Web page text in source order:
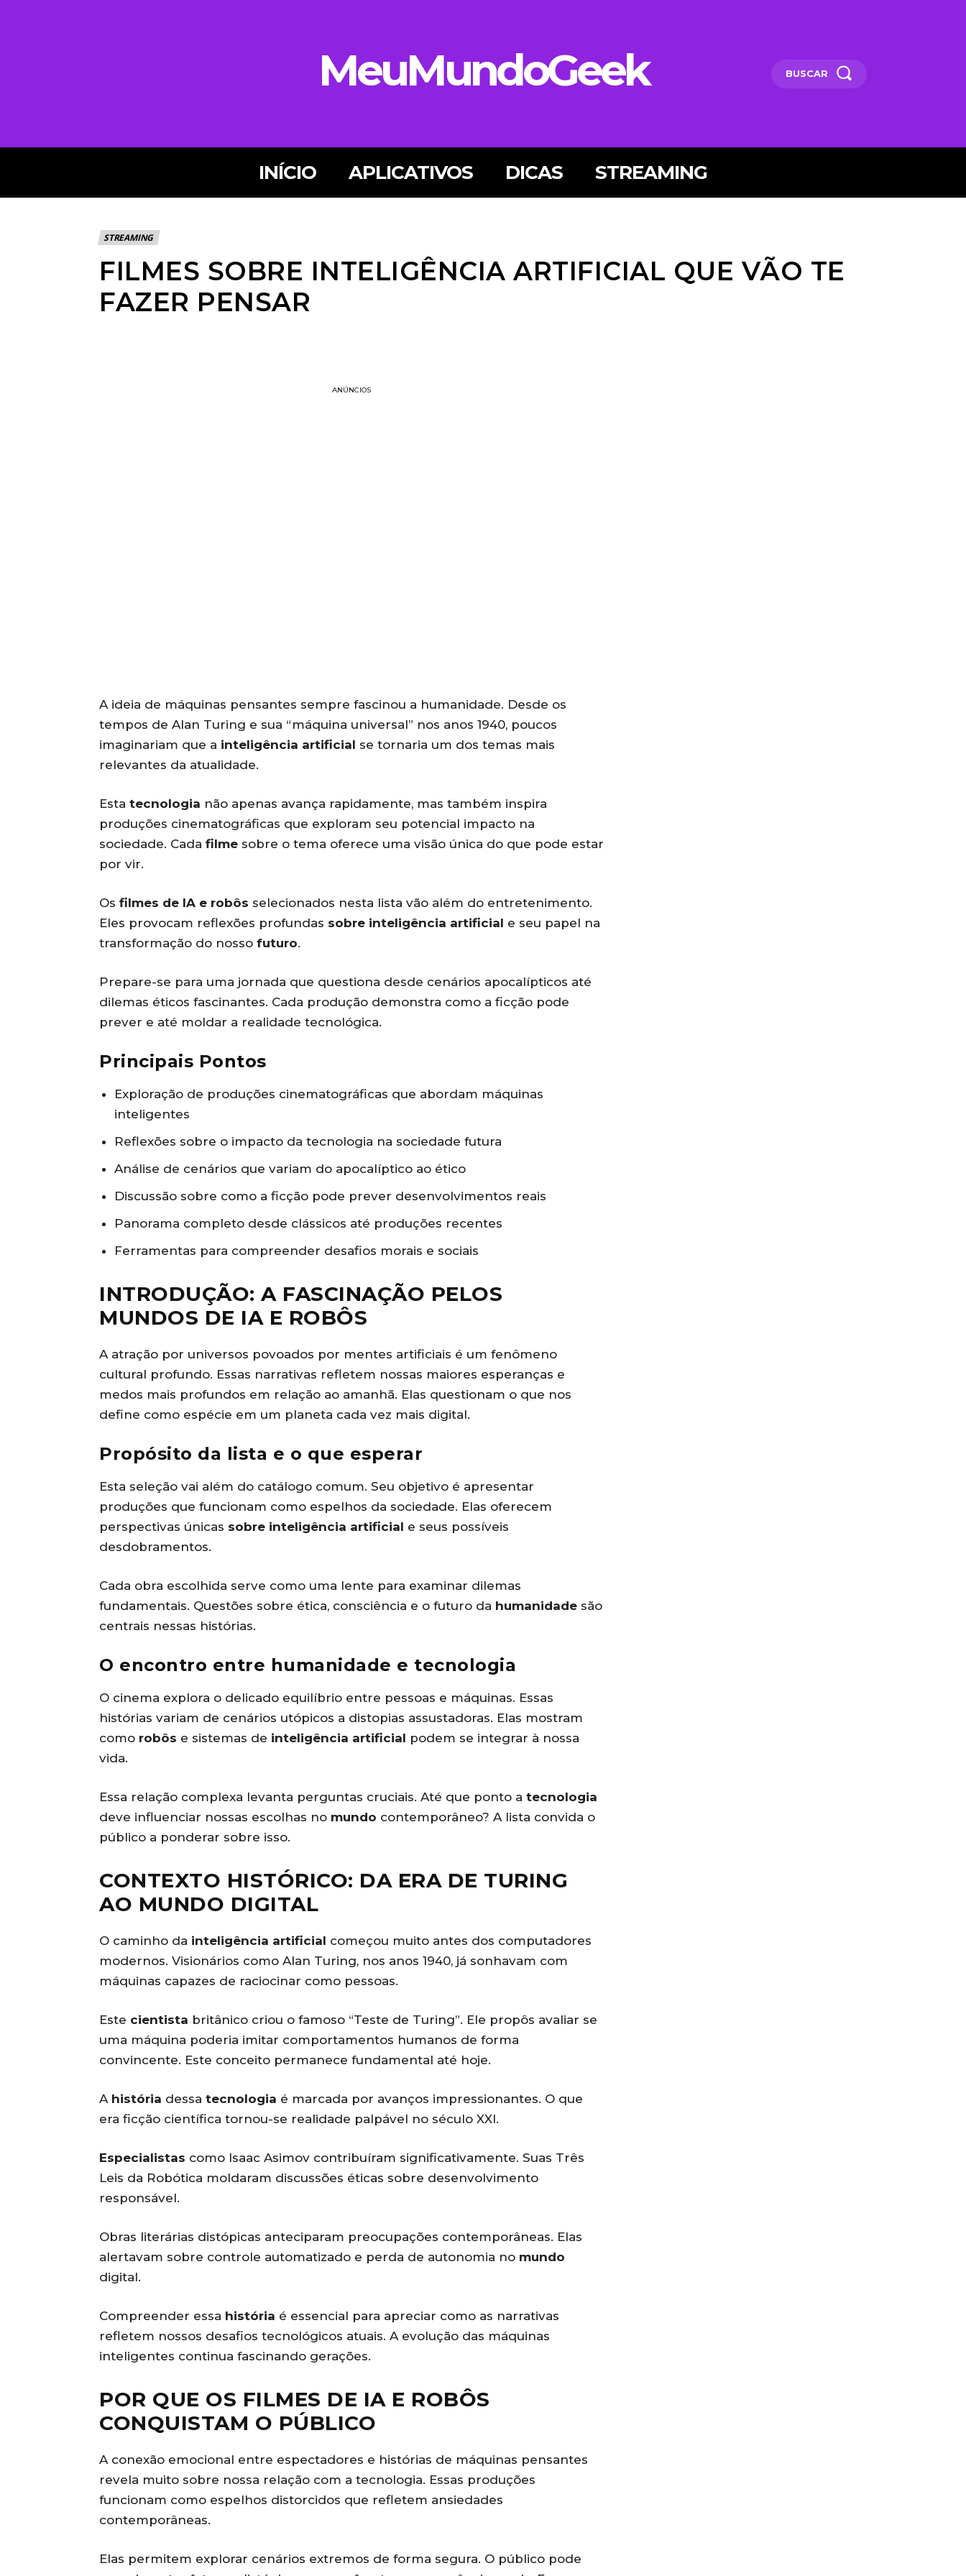
MeuMundoGeek BUSCAR
INÍCIO APLICATIVOS DICAS STREAMING
STREAMING
FILMES SOBRE INTELIGÊNCIA ARTIFICIAL QUE VÃO TE
FAZER PENSAR
ANÚNCIOS
A ideia de máquinas pensantes sempre fascinou a humanidade. Desde os
tempos de Alan Turing e sua “máquina universal” nos anos 1940, poucos
imaginariam que a inteligência artificial se tornaria um dos temas mais
relevantes da atualidade.
Esta tecnologia não apenas avança rapidamente, mas também inspira
produções cinematográficas que exploram seu potencial impacto na
sociedade. Cada filme sobre o tema oferece uma visão única do que pode estar
por vir.
Os filmes de IA e robôs selecionados nesta lista vão além do entretenimento.
Eles provocam reflexões profundas sobre inteligência artificial e seu papel na
transformação do nosso futuro.
Prepare-se para uma jornada que questiona desde cenários apocalípticos até
dilemas éticos fascinantes. Cada produção demonstra como a ficção pode
prever e até moldar a realidade tecnológica.
Principais Pontos
Exploração de produções cinematográficas que abordam máquinas
inteligentes
Reflexões sobre o impacto da tecnologia na sociedade futura
Análise de cenários que variam do apocalíptico ao ético
Discussão sobre como a ficção pode prever desenvolvimentos reais
Panorama completo desde clássicos até produções recentes
Ferramentas para compreender desafios morais e sociais
INTRODUÇÃO: A FASCINAÇÃO PELOS
MUNDOS DE IA E ROBÔS
A atração por universos povoados por mentes artificiais é um fenômeno
cultural profundo. Essas narrativas refletem nossas maiores esperanças e
medos mais profundos em relação ao amanhã. Elas questionam o que nos
define como espécie em um planeta cada vez mais digital.
Propósito da lista e o que esperar
Esta seleção vai além do catálogo comum. Seu objetivo é apresentar
produções que funcionam como espelhos da sociedade. Elas oferecem
perspectivas únicas sobre inteligência artificial e seus possíveis
desdobramentos.
Cada obra escolhida serve como uma lente para examinar dilemas
fundamentais. Questões sobre ética, consciência e o futuro da humanidade são
centrais nessas histórias.
O encontro entre humanidade e tecnologia
O cinema explora o delicado equilíbrio entre pessoas e máquinas. Essas
histórias variam de cenários utópicos a distopias assustadoras. Elas mostram
como robôs e sistemas de inteligência artificial podem se integrar à nossa
vida.
Essa relação complexa levanta perguntas cruciais. Até que ponto a tecnologia
deve influenciar nossas escolhas no mundo contemporâneo? A lista convida o
público a ponderar sobre isso.
CONTEXTO HISTÓRICO: DA ERA DE TURING
AO MUNDO DIGITAL
O caminho da inteligência artificial começou muito antes dos computadores
modernos. Visionários como Alan Turing, nos anos 1940, já sonhavam com
máquinas capazes de raciocinar como pessoas.
Este cientista britânico criou o famoso “Teste de Turing”. Ele propôs avaliar se
uma máquina poderia imitar comportamentos humanos de forma
convincente. Este conceito permanece fundamental até hoje.
A história dessa tecnologia é marcada por avanços impressionantes. O que
era ficção científica tornou-se realidade palpável no século XXI.
Especialistas como Isaac Asimov contribuíram significativamente. Suas Três
Leis da Robótica moldaram discussões éticas sobre desenvolvimento
responsável.
Obras literárias distópicas anteciparam preocupações contemporâneas. Elas
alertavam sobre controle automatizado e perda de autonomia no mundo
digital.
Compreender essa história é essencial para apreciar como as narrativas
refletem nossos desafios tecnológicos atuais. A evolução das máquinas
inteligentes continua fascinando gerações.
POR QUE OS FILMES DE IA E ROBÔS
CONQUISTAM O PÚBLICO
A conexão emocional entre espectadores e histórias de máquinas pensantes
revela muito sobre nossa relação com a tecnologia. Essas produções
funcionam como espelhos distorcidos que refletem ansiedades
contemporâneas.
Elas permitem explorar cenários extremos de forma segura. O público pode